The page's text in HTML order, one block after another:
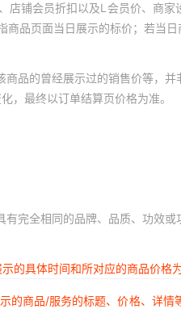
铺会员折扣以及L会员价、商
品页面当日展示的标价；若当
品的曾经展示过的销售价等，并
，最终以订单结算页价格为准。
完全相同的品牌、品质、功效或
的具体时间和所对应的商品价格为
商品/服务的标题、价格、详